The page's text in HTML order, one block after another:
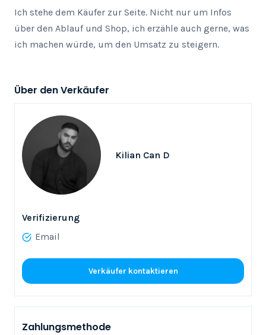
Ich stehe dem Käufer zur Seite. Nicht nur um Infos
über den Ablauf und Shop, ich erzähle auch gerne, was
ich machen würde, um den Umsatz zu steigern.
Über den Verkäufer
Kilian Can D
Verifizierung
Email
Verkäufer kontaktieren
Zahlungsmethode